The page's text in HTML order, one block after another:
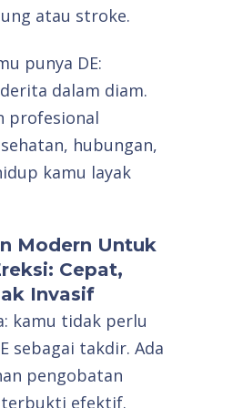
atau stroke.
punya DE:
dalam diam.
profesional
hubungan,
kamu layak
Modern Untuk
Cepat,
Invasif
kamu tidak perlu
sebagai takdir. Ada
pengobatan
terbukti efektif.